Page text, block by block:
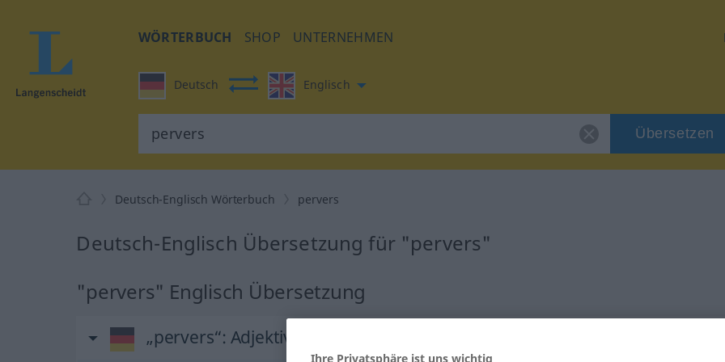
WÖRTERBUCH SHOP UNTERNEHMEN
Deutsch Englisch
Übersetzen
Deutsch-Englisch Wörterbuch pervers
Deutsch-Englisch Übersetzung für "pervers"
"pervers" Englisch Übersetzung
„pervers“: Adjektiv
Ihre Privatsphäre ist uns wichtig